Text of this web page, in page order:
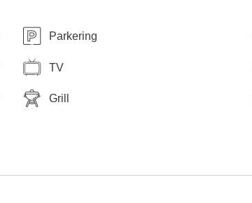
Parkering
TV
Grill